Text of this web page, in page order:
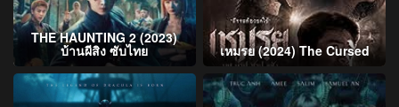
THE HAUNTING 2 (2023)
บ้านผีสิง ซับไทย เหมรย (2024) The Cursed